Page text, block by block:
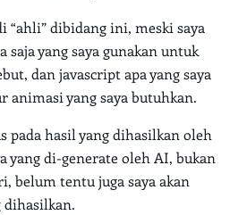
“ahli” dibidang ini, meski saya
saja yang saya gunakan untuk
dan javascript apa yang saya
animasi yang saya butuhkan.
pada hasil yang dihasilkan oleh
yang di-generate oleh AI, bukan
belum tentu juga saya akan
dihasilkan.